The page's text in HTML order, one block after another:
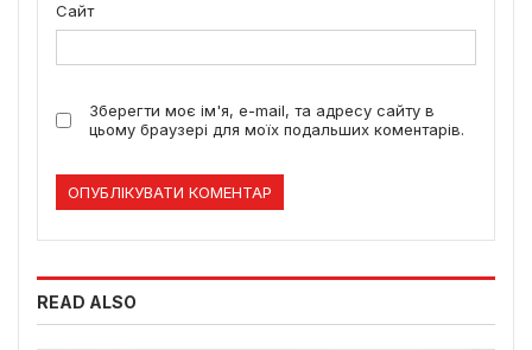
Сайт
Зберегти моє ім'я, e-mail, та адресу сайту в
цьому браузері для моїх подальших коментарів.
READ ALSO